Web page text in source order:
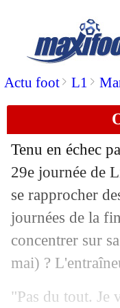
Actu foot> L1 >
Tenu en échec
29e journée de
se rapprocher
journées de la
concentrer sur
mai) ?
"Pas du tout. Je
Lille:
25/04 PSG
25/04 Barça:
25/04 Liverpool
25/04 PSG:
25/04 Monaco:
25/04 Lille: le
25/04 OM: